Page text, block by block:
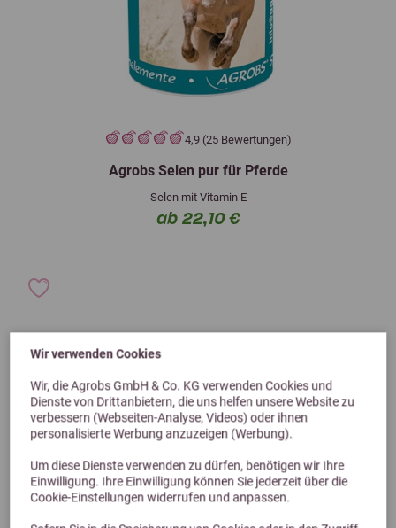
Wir verwenden Cookies
Wir, die Agrobs GmbH & Co. KG verwenden Cookies und
Dienste von Drittanbietern, die uns helfen unsere Website zu
verbessern (Webseiten-Analyse, Videos) oder ihnen
personalisierte Werbung anzuzeigen (Werbung).
Um diese Dienste verwenden zu dürfen, benötigen wir Ihre
Einwilligung. Ihre Einwilligung können Sie jederzeit über die
Cookie-Einstellungen widerrufen und anpassen.
4,9 (25 Bewertungen)
Agrobs Selen pur für Pferde
Selen mit Vitamin E
ab 22,10 €